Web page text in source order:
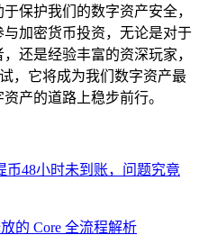
保护我们的数字资产安全，
加密货币投资，无论是对于
还是经验丰富的资深玩家，
，它将成为我们数字资产最
产的道路上稳步前行。
币48小时未到账，问题究竟
的 Core 全流程解析